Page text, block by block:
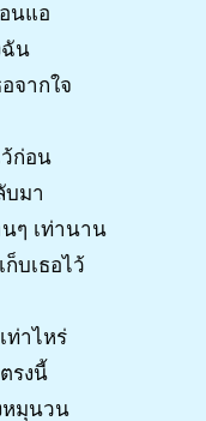
นแอ
ฉัน
จากใจ
ก่อน
บมา
ๆ เท่านาน
บเธอไว้
ท่าไหร่
รงนี้
หมุนวน